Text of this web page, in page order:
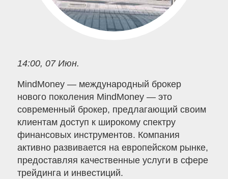
14:00, 07 Июн.
MindMoney — международный брокер
нового поколения MindMoney — это
современный брокер, предлагающий своим
клиентам доступ к широкому спектру
финансовых инструментов. Компания
активно развивается на европейском рынке,
предоставляя качественные услуги в сфере
трейдинга и инвестиций.